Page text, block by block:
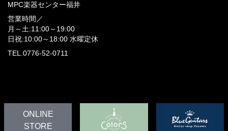
MPC楽器センター福井
営業時間／
月～土:11:00～19:00
日祝:10:00～18:00 水曜定休
TEL.0776-52-0711
ONLINE
STORE